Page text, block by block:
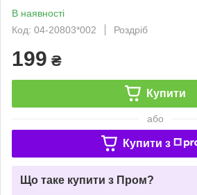
В наявності
Код: 04-20803*002
Роздріб
199 ₴
Купити
або
Купити з
Що таке купити з Пром?